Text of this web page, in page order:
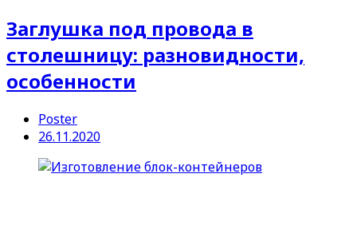
Заглушка под провода в
столешницу: разновидности,
особенности
Poster
26.11.2020